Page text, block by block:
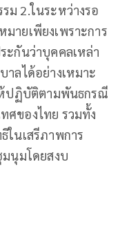
ม 2.ในระหว่างรอ
ายเพียงเพราะการ
ะกันว่าบุคคลเหล่า
าลได้อย่างเหมาะ
ห้ปฏิบัติตามพันธกรณี
ศของไทย รวมทั้ง
ในเสรีภาพการ
นุมโดยสงบ